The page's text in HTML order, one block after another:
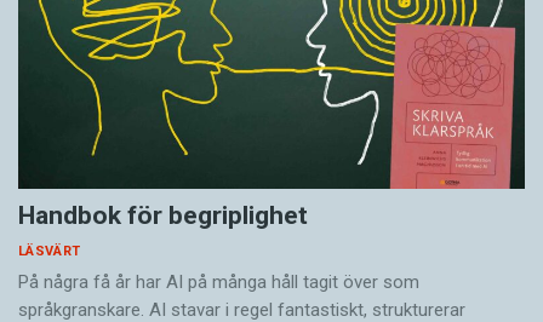
Handbok för begriplighet
LÄSVÄRT
På några få år har AI på många håll tagit över som
språkgranskare. AI stavar i regel fantastiskt, strukturerar